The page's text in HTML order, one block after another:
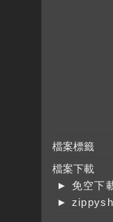
檔案標籤
檔案下載